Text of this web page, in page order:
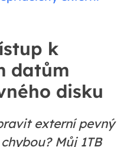
k
datům
disku
externí pevný
Můj 1TB